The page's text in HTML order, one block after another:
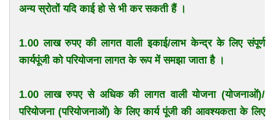
अन्य स्रोतों यदि काई हो से भी कर सकती हैं ।
1.00 लाख रुपए की लागत वाली इकाई/लाभ केन्द्र के लिए संपूर्ण
कार्यपूंजी को परियोजना लागत के रूप में समझा जाता है ।
1.00 लाख रुपए से अधिक की लागत वाली योजना (योजनाओं)/
परियोजना (परियोजनाओं) के लिए कार्य पूंजी की आवश्यकता के लिए